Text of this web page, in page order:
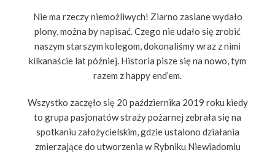
Nie ma rzeczy niemożliwych! Ziarno zasiane wydało
plony, można by napisać. Czego nie udało się zrobić
naszym starszym kolegom, dokonaliśmy wraz z nimi
kilkanaście lat później. Historia pisze się na nowo, tym
razem z happy end’em.
Wszystko zaczęło się 20 października 2019 roku kiedy
to grupa pasjonatów straży pożarnej zebrała się na
spotkaniu założycielskim, gdzie ustalono działania
zmierzające do utworzenia w Rybniku Niewiadomiu